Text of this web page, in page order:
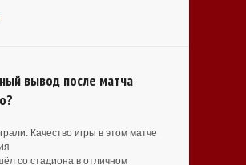
вывод после матча
Качество игры в этом матче
со стадиона в отличном